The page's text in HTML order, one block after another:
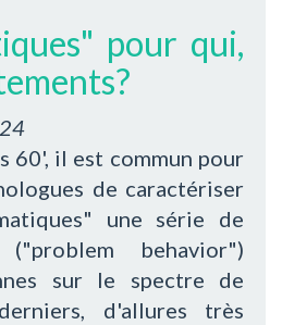
pour qui,
60', il est commun pour
de caractériser
une série de
("problem behavior")
sur le spectre de
d'allures très